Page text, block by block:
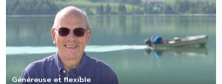
Généreuse et flexible